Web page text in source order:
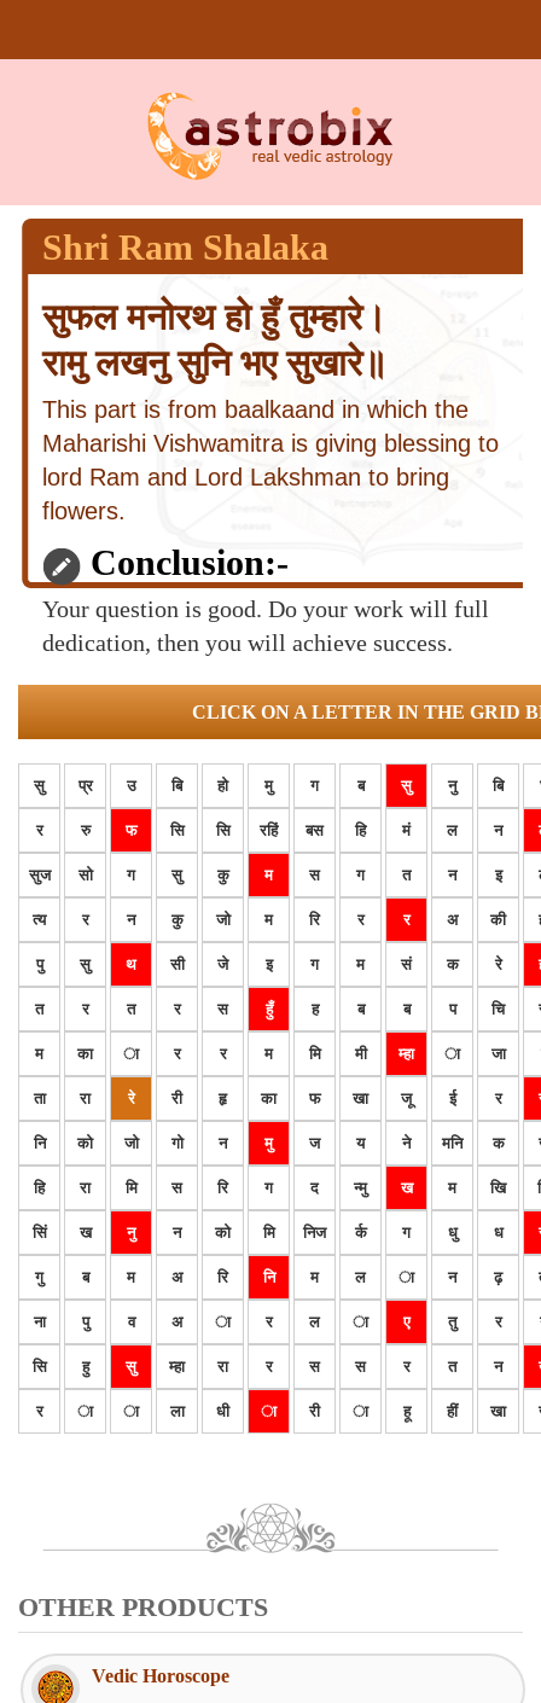
Shri Ram Shalaka
सुफल मनोरथ हो हुँ तुम्हारे।
रामु लखनु सुनि भए सुखारे॥
This part is from baalkaand in which the
Maharishi Vishwamitra is giving blessing to
lord Ram and Lord Lakshman to bring
flowers.
Conclusion:-
Your question is good. Do your work will full
dedication, then you will achieve success.
CLICK ON A LETTER IN THE GRID
सु प्र उ बि हो मु ग ब सु नु बि
र रु फ सि सि रहिं बस हि मं ल न
सुज सो ग सु कु म स ग त न इ
त्य र न कु जो म रि र र अ की
पु सु थ सी जे इ ग म सं क रे
त र त र स हुँ ह ब ब प चि
म का ा र र म मि मी म्हा ा जा
ता रा रे री हृ का फ खा जू ई र
नि को जो गो न मु ज य ने मनि क
हि रा मि स रि ग द न्मु ख म खि
सिं ख नु न को मि निज र्क ग धु ध
गु ब म अ रि नि म ल ा न ढ़
ना पु व अ ा र ल ा ए तु र
सि हु सु म्हा रा र स स र त न
र ा ा ला धी ा री ा हू हीं खा
OTHER PRODUCTS
Vedic Horoscope